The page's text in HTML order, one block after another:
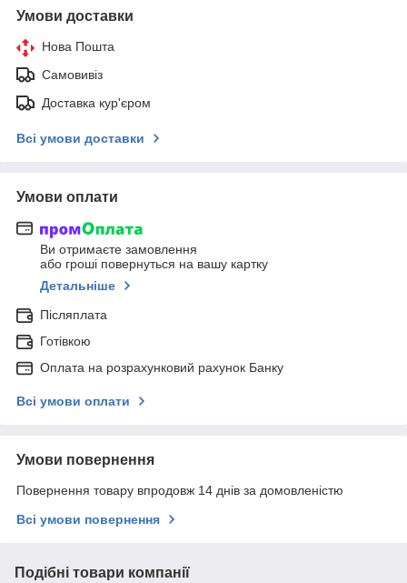
Умови доставки
Нова Пошта
Самовивіз
Доставка кур'єром
Всі умови доставки
Умови оплати
Ви отримаєте замовлення
або гроші повернуться на вашу картку
Детальніше
Післяплата
Готівкою
Оплата на розрахунковий рахунок Банку
Всі умови оплати
Умови повернення
Повернення товару впродовж 14 днів за домовленістю
Всі умови повернення
Подібні товари компанії